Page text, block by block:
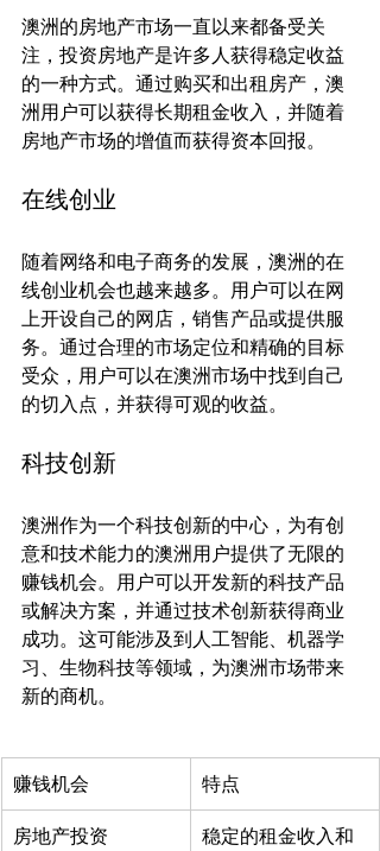
澳洲的房地产市场一直以来都备受关
注，投资房地产是许多人获得稳定收益
的一种方式。通过购买和出租房产，澳
洲用户可以获得长期租金收入，并随着
在线创业
随着网络和电子商务的发展，澳洲的在
线创业机会也越来越多。用户可以在网
上开设自己的网店，销售产品或提供服
务。通过合理的市场定位和精确的目标
受众，用户可以在澳洲市场中找到自己
科技创新
澳洲作为一个科技创新的中心，为有创
意和技术能力的澳洲用户提供了无限的
赚钱机会。用户可以开发新的科技产品
或解决方案，并通过技术创新获得商业
成功。这可能涉及到人工智能、机器学
习、生物科技等领域，为澳洲市场带来
赚钱机会 特点
房地产投资
稳定的租金收入和